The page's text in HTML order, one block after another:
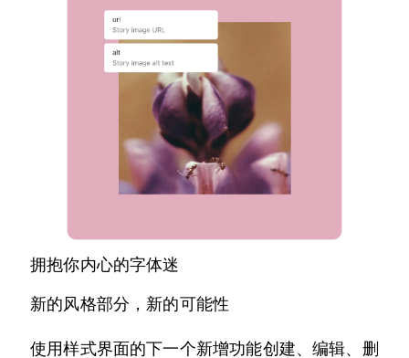
拥抱你内心的字体迷
新的风格部分，新的可能性
使用样式界面的下一个新增功能创建、编辑、删